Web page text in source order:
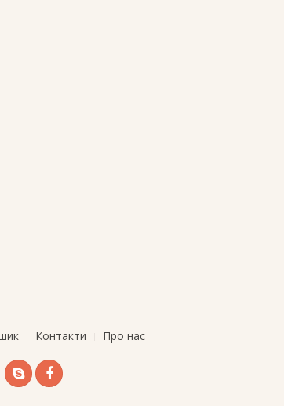
Контакти Про нас